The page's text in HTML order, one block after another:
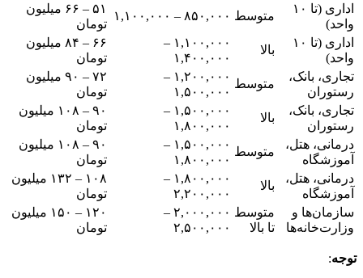
اداری (تا ۱۰
واحد)
متوسط ۸۵۰,۰۰۰ – ۱,۱۰۰,۰۰۰
۵۱ – ۶۶ میلیون
تومان
اداری (تا ۱۰
واحد)
بالا
۱,۱۰۰,۰۰۰ –
۱,۴۰۰,۰۰۰
۶۶ – ۸۴ میلیون
تومان
تجاری، بانک،
رستوران
متوسط
۱,۲۰۰,۰۰۰ –
۱,۵۰۰,۰۰۰
۷۲ – ۹۰ میلیون
تومان
تجاری، بانک،
رستوران
بالا
۱,۵۰۰,۰۰۰ –
۱,۸۰۰,۰۰۰
۹۰ – ۱۰۸ میلیون
تومان
درمانی، هتل،
آموزشگاه
متوسط
۱,۵۰۰,۰۰۰ –
۱,۸۰۰,۰۰۰
۹۰ – ۱۰۸ میلیون
تومان
درمانی، هتل،
آموزشگاه
بالا
۱,۸۰۰,۰۰۰ –
۲,۲۰۰,۰۰۰
۱۰۸ – ۱۳۲ میلیون
تومان
سازمان‌ها و
وزارت‌خانه‌ها
متوسط
تا بالا
۲,۰۰۰,۰۰۰ –
۲,۵۰۰,۰۰۰
۱۲۰ – ۱۵۰ میلیون
تومان
توجه: